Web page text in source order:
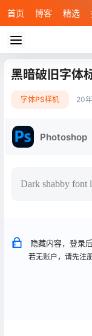
首页 博客 精选
黑暗破旧字体
字体PS样机 20
Photoshop
Dark shabby font
隐藏内容，登录
若无账户，请先注